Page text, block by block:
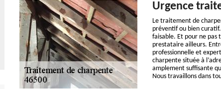
Urgence
Le traitement de
préventif ou bien
faisable. Et pour ne pas
prestataire ailleurs.
professionnelle et
charpente située à
amplement suffisante
Nous travaillons dans